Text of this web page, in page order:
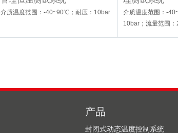
介质温度范围：-40~90℃；耐压：10bar
介质温度范围：-
10bar；流量范围
产品
封闭式动态温度控制系统